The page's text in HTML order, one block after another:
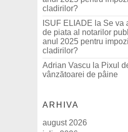
cladirilor?
ISUF ELIADE la Se va
de piata al notarilor
anul 2025 pentru
cladirilor?
Adrian Vascu la Pixul
vânzătoarei de pâine
ARHIVA
august 2026